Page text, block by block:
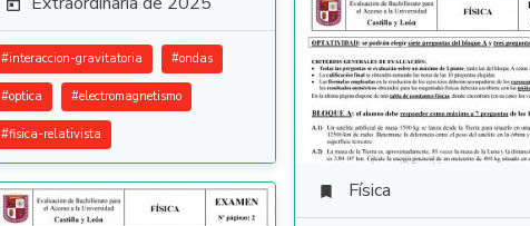

#interaccion-gravitatoria #ondas
#optica #electromagnetismo
#fisica-relativista
 Física